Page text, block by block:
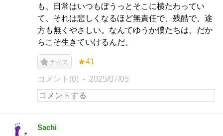
も、日常はいつもぼうっとそこに横たわってい
て、それは悲しくなるほど無責任で、残酷で、途
方も無くやさしい。なんてゆうか僕たちは、だか
らこそ生きていけるんだ。
ナイス ★41
コメント(0) 2025/07/05
Sachi